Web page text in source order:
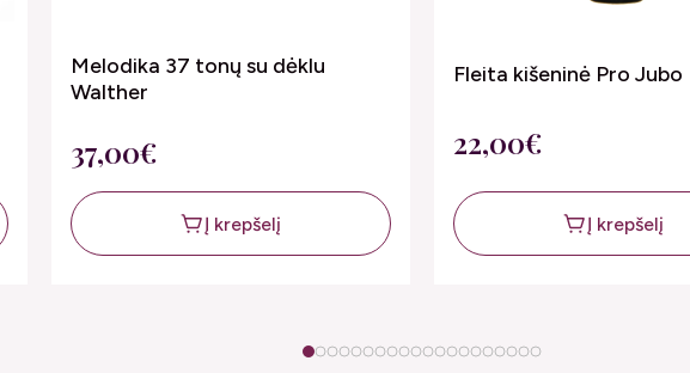
Melodika 37 tonų su dėklu
Walther
37,00€
Į krepšelį
Fleita kišeninė Pro Jubo
22,00€
Į krepšelį
1 2 3 4 5 6 7 8 91011121314151617181920